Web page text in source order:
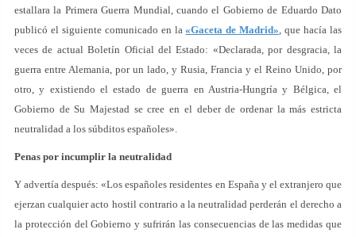
estallara la Primera Guerra Mundial, cuando el Gobierno de Eduardo Dato
publicó el siguiente comunicado en la«Gaceta de Madrid», que hacía las
veces de actual Boletín Oficial del Estado: «Declarada, por desgracia, la
guerra entre Alemania, por un lado, y Rusia, Francia y el Reino Unido, por
otro, y existiendo el estado de guerra en Austria-Hungría y Bélgica, el
Gobierno de Su Majestad se cree en el deber de ordenar la más estricta
neutralidad a los súbditos españoles».
Penas por incumplir la neutralidad
Y advertía después: «Los españoles residentes en España y el extranjero que
ejerzan cualquier acto hostil contrario a la neutralidad perderán el derecho a
la protección del Gobierno y sufrirán las consecuencias de las medidas que